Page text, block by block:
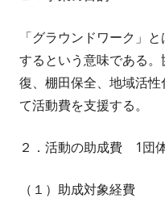
「グラウンドワーク」
するという意味である
復、棚田保全、地域活
て活動費を支援する。
２．活動の助成費 1団
（１）助成対象経費